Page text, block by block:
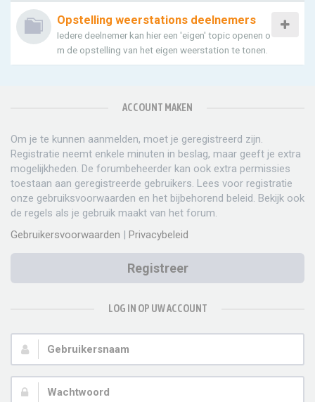
Opstelling weerstations deelnemers
Iedere deelnemer kan hier een 'eigen' topic openen o
m de opstelling van het eigen weerstation te tonen.
ACCOUNT MAKEN
Om je te kunnen aanmelden, moet je geregistreerd zijn.
Registratie neemt enkele minuten in beslag, maar geeft je extra
mogelijkheden. De forumbeheerder kan ook extra permissies
toestaan aan geregistreerde gebruikers. Lees voor registratie
onze gebruiksvoorwaarden en het bijbehorend beleid. Bekijk ook
de regels als je gebruik maakt van het forum.
Gebruikersvoorwaarden | Privacybeleid
Registreer
LOG IN OP UW ACCOUNT
Gebruikersnaam:
Wachtwoord: